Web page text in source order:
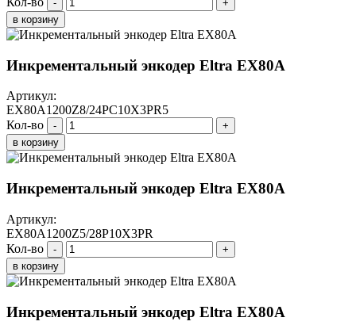
-
+
в корзину
Инкрементальный энкодер Eltra EX80A
Артикул:
EX80A1200Z8/24PC10X3PR5
Кол-во
-
+
в корзину
Инкрементальный энкодер Eltra EX80A
Артикул:
EX80A1200Z5/28P10X3PR
Кол-во
-
+
в корзину
Инкрементальный энкодер Eltra EX80A